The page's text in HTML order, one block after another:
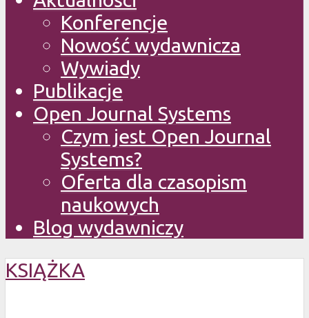
Konferencje
Nowość wydawnicza
Wywiady
Publikacje
Open Journal Systems
Czym jest Open Journal
Systems?
Oferta dla czasopism
naukowych
Blog wydawniczy
KSIĄŻKA